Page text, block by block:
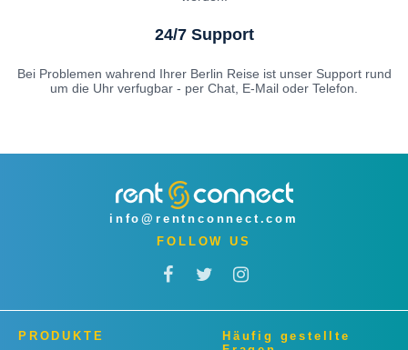
24/7 Support
Bei Problemen wahrend Ihrer Berlin Reise ist unser Support rund
um die Uhr verfugbar - per Chat, E-Mail oder Telefon.
info@rentnconnect.com
FOLLOW US
PRODUKTE
Häufig gestellte